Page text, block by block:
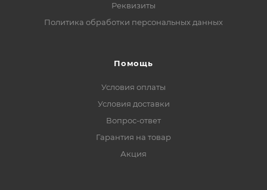
Реквизиты
Политика обработки персональных данных
Помощь
Условия оплаты
Условия доставки
Вопрос-ответ
Гарантия на товар
Акция